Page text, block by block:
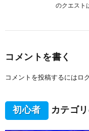
のクエスト
コメントを書く
コメントを投稿するには ロ
初心者 カテゴ